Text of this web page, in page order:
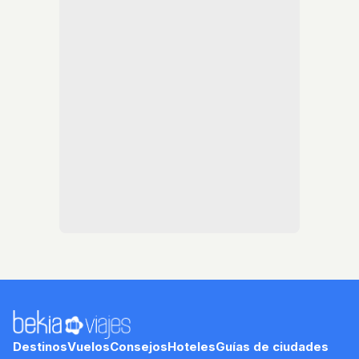
DestinosVuelosConsejosHotelesGuías de ciudades